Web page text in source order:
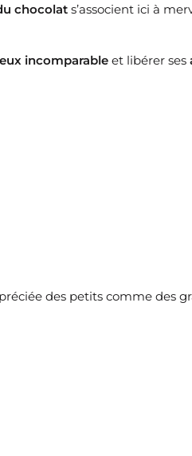
chocolat s’associent ici à
incomparable et libérer ses
des petits comme des